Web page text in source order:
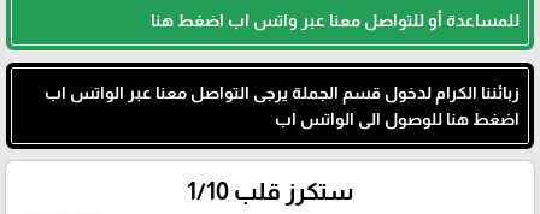
للمساعدة أو للتواصل معنا عبر واتس اب اضغط هنا
زبائننا الكرام لدخول قسم الجملة يرجى التواصل معنا عبر الواتس اب
اضغط هنا للوصول الى الواتس اب
ستكرز قلب 1/10